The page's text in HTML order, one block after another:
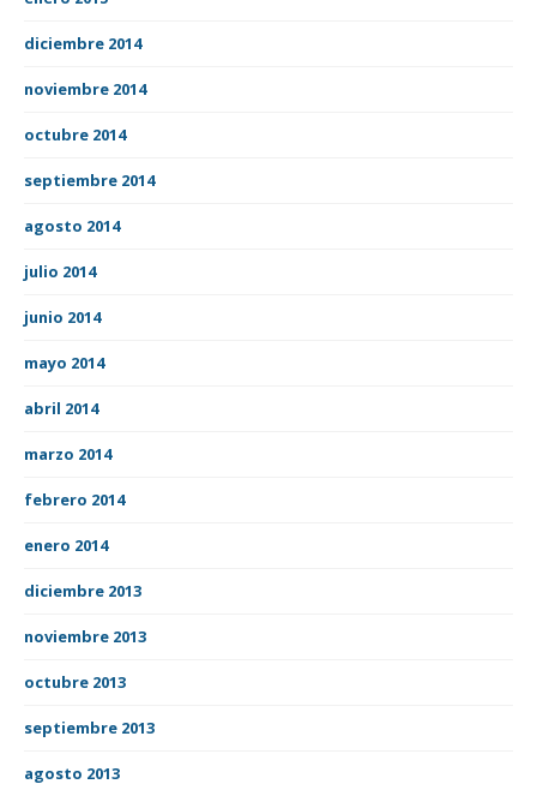
diciembre 2014
noviembre 2014
octubre 2014
septiembre 2014
agosto 2014
julio 2014
junio 2014
mayo 2014
abril 2014
marzo 2014
febrero 2014
enero 2014
diciembre 2013
noviembre 2013
octubre 2013
septiembre 2013
agosto 2013